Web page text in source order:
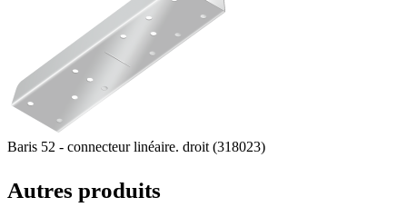
Baris 52 - connecteur linéaire. droit (318023)
Autres produits